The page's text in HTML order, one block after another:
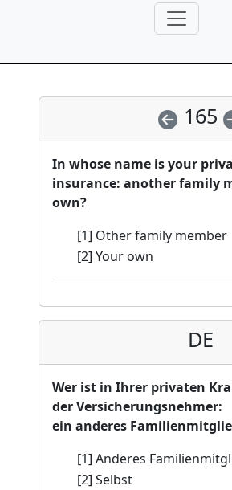
165
In whose name is your
insurance: another family
own?
[1] Other family member
[2] Your own
DE
Wer ist in Ihrer privaten
der Versicherungsnehmer:
ein anderes
[1] Anderes
[2] Selbst